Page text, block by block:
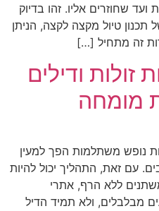
שחוזרים אליו. זהו בדיוק
תכנון טיול מקצה לקצה, הניתן
זה מתחיל […]
זולות ודילים
מומחה
נופש משתלמות הפך למעין
עם זאת, התהליך יכול להיות
ללא הרף, אתרי
מבלבלים, ולא תמיד הדיל